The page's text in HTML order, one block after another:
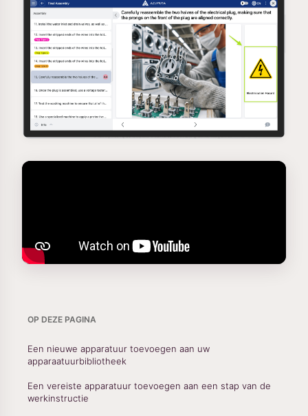
OP DEZE PAGINA
Een nieuwe apparatuur toevoegen aan uw
apparaatuurbibliotheek
Een vereiste apparatuur toevoegen aan een stap van de
werkinstructie